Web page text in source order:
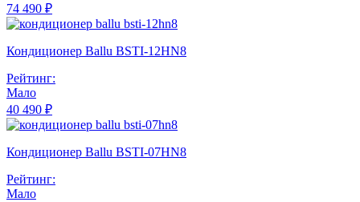
74 490 ₽
Кондиционер Ballu BSTI-12HN8
Рейтинг:
Мало
40 490 ₽
Кондиционер Ballu BSTI-07HN8
Рейтинг:
Мало